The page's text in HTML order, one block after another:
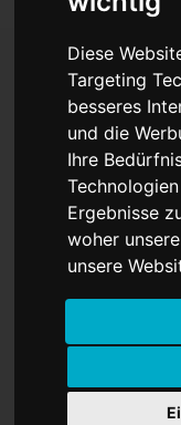
Diese
Targeting
besseres
und die
Ihre
Ergebnisse
woher
unsere